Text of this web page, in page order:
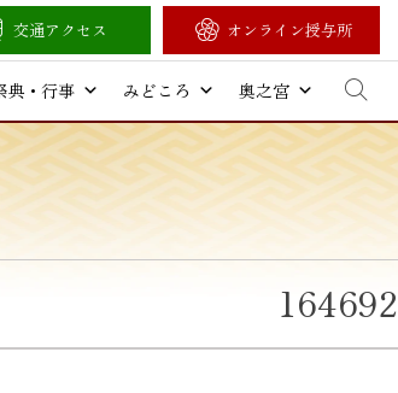
典・行事 みどころ 奥之宮
交通アクセス オンライン授与所
164692